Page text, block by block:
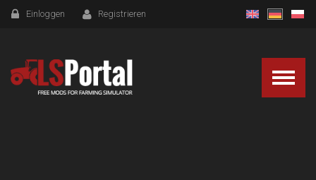
Einloggen Registrieren